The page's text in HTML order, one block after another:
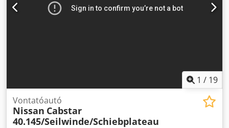
1 / 19
Vontatóautó
Nissan Cabstar
40.145/Seilwinde/Schiebplateau